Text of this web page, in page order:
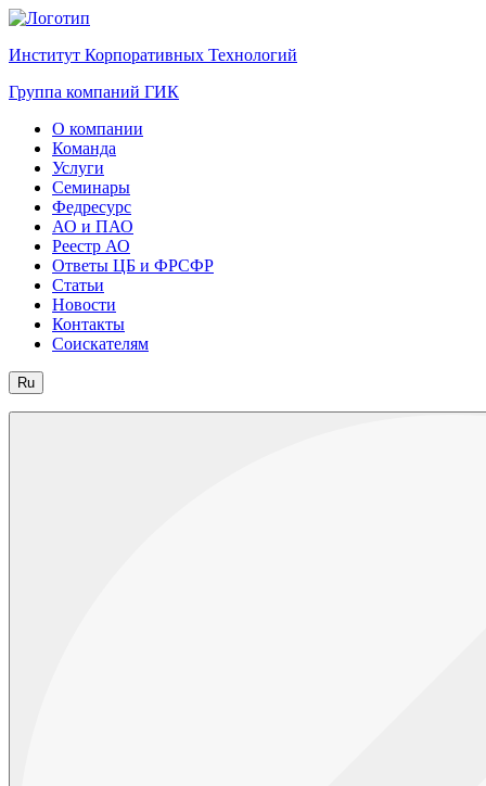
Институт Корпоративных Технологий
Группа компаний ГИК
О компании
Команда
Услуги
Семинары
Федресурс
АО и ПАО
Реестр АО
Ответы ЦБ и ФРСФР
Статьи
Новости
Контакты
Соискателям
Ru